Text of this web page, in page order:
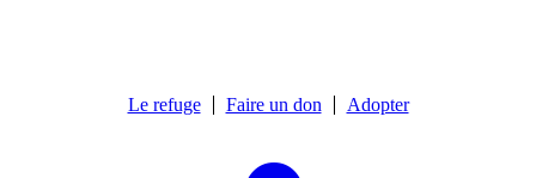
Le refuge Faire un don Adopter